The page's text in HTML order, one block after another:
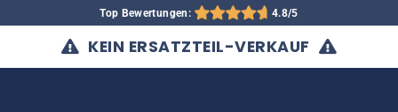
Top Bewertungen: 4.8/5
KEIN ERSATZTEIL-VERKAUF